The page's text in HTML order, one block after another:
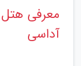
معرفی
آداسی